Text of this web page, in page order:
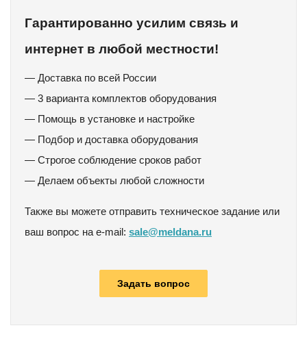
Гарантированно усилим связь и
интернет в любой местности!
— Доставка по всей России
— 3 варианта комплектов оборудования
— Помощь в установке и настройке
— Подбор и доставка оборудования
— Строгое соблюдение сроков работ
— Делаем объекты любой сложности
Также вы можете отправить техническое задание или
ваш вопрос на e-mail: sale@meldana.ru
Задать вопрос